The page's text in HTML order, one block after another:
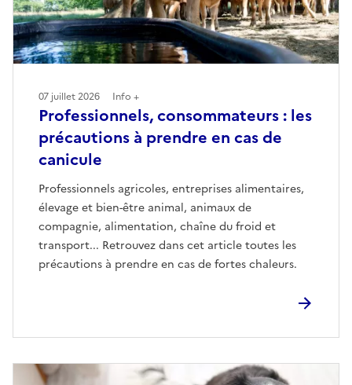
Professionnels, consommateurs : les
précautions à prendre en cas de
canicule
Professionnels agricoles, entreprises alimentaires,
élevage et bien-être animal, animaux de
compagnie, alimentation, chaîne du froid et
transport... Retrouvez dans cet article toutes les
précautions à prendre en cas de fortes chaleurs.
07 juillet 2026 Info +